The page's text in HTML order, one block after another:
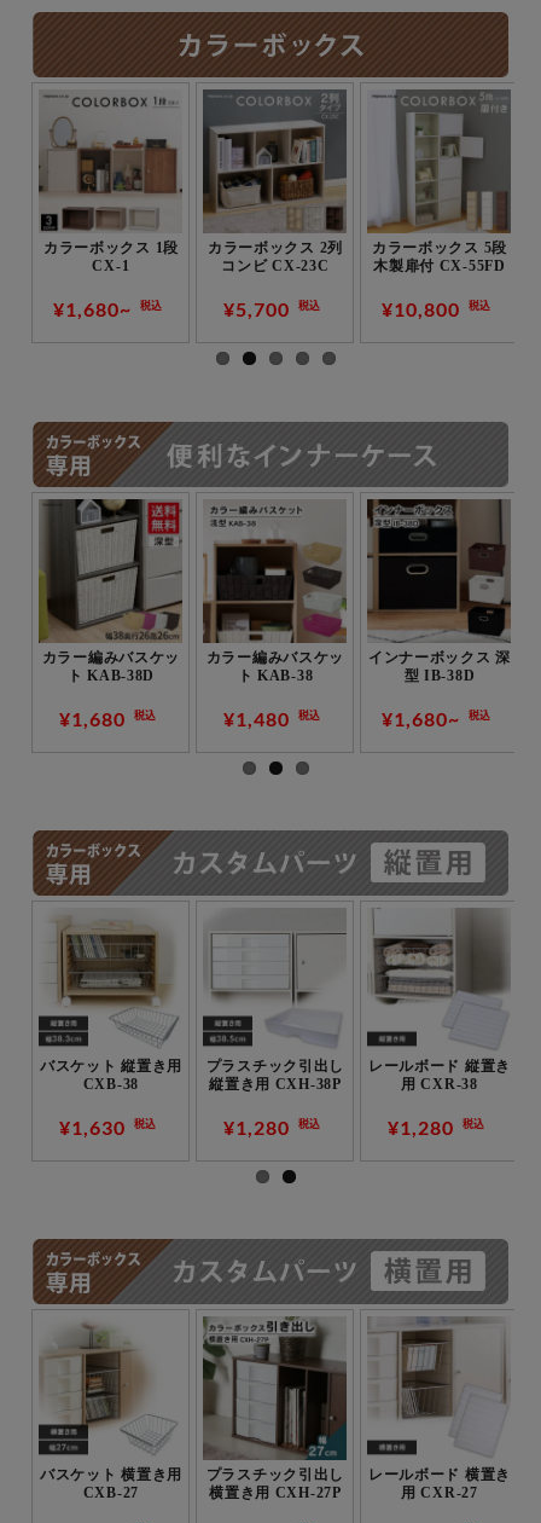
カラーボックス 1段
CX-1
¥1,680~ 税込
カラーボックス 2列
コンビ CX-23C
¥5,700 税込
カラーボックス 5段
木製扉付 CX-55FD
¥10,800 税込
カラー編みバスケッ
ト KAB-38D
¥1,680 税込
カラー編みバスケッ
ト KAB-38
¥1,480 税込
インナーボックス 深
型 IB-38D
¥1,680~ 税込
バスケット 縦置き用
CXB-38
¥1,630 税込
プラスチック引出し
縦置き用 CXH-38P
¥1,280 税込
レールボード 縦置き
用 CXR-38
¥1,280 税込
バスケット 横置き用
CXB-27
プラスチック引出し
横置き用 CXH-27P
レールボード 横置き
用 CXR-27